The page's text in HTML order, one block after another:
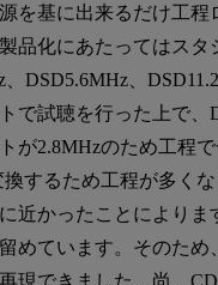
を基に出来るだけ工
品化にあたってはス
、DSD5.6MHz、
で試聴を行った上で
が2.8MHzのため工程
換するため工程が多く
近かったことにより
めています。そのた
現できました。尚、